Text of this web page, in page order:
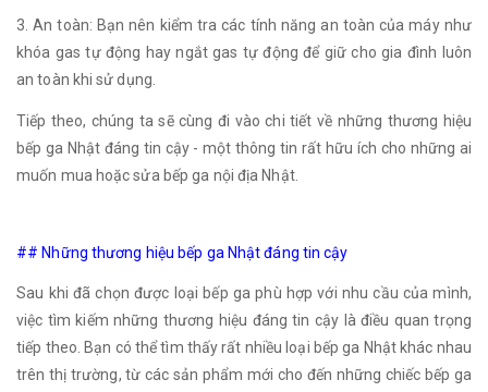
3. An toàn: Bạn nên kiểm tra các tính năng an toàn của máy như
khóa gas tự động hay ngắt gas tự động để giữ cho gia đình luôn
an toàn khi sử dụng.
Tiếp theo, chúng ta sẽ cùng đi vào chi tiết về những thương hiệu
bếp ga Nhật đáng tin cậy - một thông tin rất hữu ích cho những ai
muốn mua hoặc sửa bếp ga nội địa Nhật.
## Những thương hiệu bếp ga Nhật đáng tin cậy
Sau khi đã chọn được loại bếp ga phù hợp với nhu cầu của mình,
việc tìm kiếm những thương hiệu đáng tin cậy là điều quan trọng
tiếp theo. Bạn có thể tìm thấy rất nhiều loại bếp ga Nhật khác nhau
trên thị trường, từ các sản phẩm mới cho đến những chiếc bếp ga